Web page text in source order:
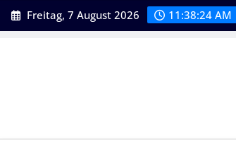
Skip
to
Freitag, 7 August 2026 11:38:26 AM